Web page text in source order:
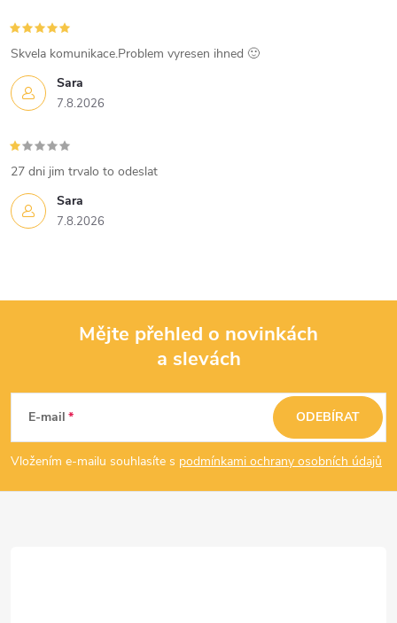
v
ý
p
i
s
u
Sara
7.8.2026
Skvela komunikace.Problem vyresen ihned 🙂
Sara
7.8.2026
27 dni jim trvalo to odeslat
p
Mějte přehled o novinkách
a slevách
E-mail
Vložením e-mailu souhlasíte s podmínkami ochrany osobních údajů
ODEBÍRAT